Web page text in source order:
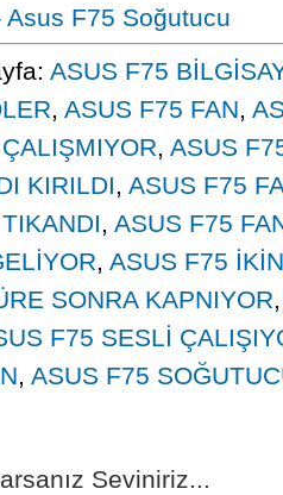
F75 Soğutucu
ASUS F75
, ASUS F75 FAN,
, ASUS
KIRILDI, ASUS F75
, ASUS F75
, ASUS F75
SONRA KAPNIYOR
F75 SESLİ
, ASUS F75
Seviniriz...